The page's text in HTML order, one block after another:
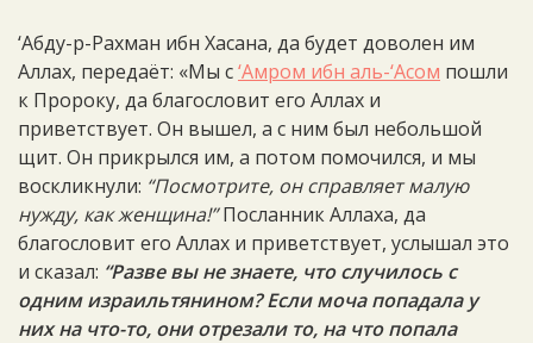
‘Абду-р-Рахман ибн Хасана, да будет доволен им
Аллах, передаёт: «Мы с‘Амром ибн аль-‘Асом пошли
к Пророку, да благословит его Аллах и
приветствует. Он вышел, а с ним был небольшой
щит. Он прикрылся им, а потом помочился, и мы
воскликнули: “Посмотрите, он справляет малую
нужду, как женщина!”Посланник Аллаха, да
благословит его Аллах и приветствует, услышал это
и сказал: “Разве вы не знаете, что случилось с
одним израильтянином? Если моча попадала у
них на что-то, они отрезали то, на что попала